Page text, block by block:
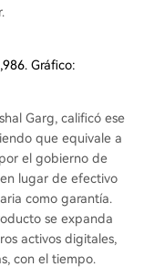
Gráfico:
Garg, calificó ese
que equivale a
el gobierno de
lugar de efectivo
como garantía.
se expanda
activos digitales,
con el tiempo.